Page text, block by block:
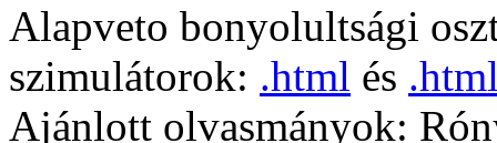
Alapveto bonyolultsági
szimulátorok: .html és
Ajánlott olvasmányok: